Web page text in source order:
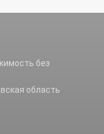
без
область